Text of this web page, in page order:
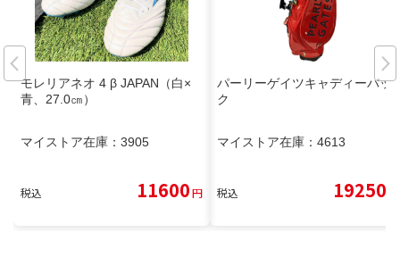
モレリアネオ 4 β JAPAN（白×
青、27.0㎝）
マイストア在庫： 3905
税込 11600円
パーリーゲイツキャディーバッ
ク
マイストア在庫： 4613
税込 19250